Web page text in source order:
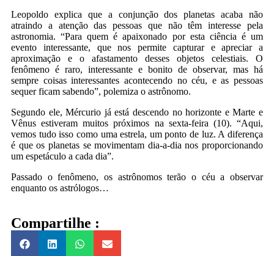
Leopoldo explica que a conjunção dos planetas acaba não
atraindo a atenção das pessoas que não têm interesse pela
astronomia. “Para quem é apaixonado por esta ciência é um
evento interessante, que nos permite capturar e apreciar a
aproximação e o afastamento desses objetos celestiais. O
fenômeno é raro, interessante e bonito de observar, mas há
sempre coisas interessantes acontecendo no céu, e as pessoas
sequer ficam sabendo”, polemiza o astrônomo.
Segundo ele, Mércurio já está descendo no horizonte e Marte e
Vênus estiveram muitos próximos na sexta-feira (10). “Aqui,
vemos tudo isso como uma estrela, um ponto de luz. A diferença
é que os planetas se movimentam dia-a-dia nos proporcionando
um espetáculo a cada dia”.
Passado o fenômeno, os astrônomos terão o céu a observar
enquanto os astrólogos…
Compartilhe :